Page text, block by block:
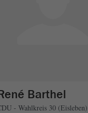
Barthel
- Wahlkreis 30 (Eisleben)